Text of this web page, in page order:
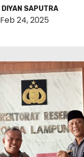
DIYAN SAPUTRA
Feb 24, 2025